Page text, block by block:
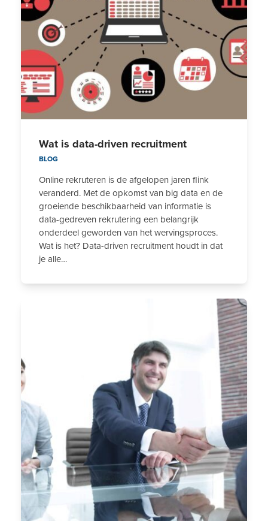
Wat is data-driven recruitment
BLOG
Online rekruteren is de afgelopen jaren flink
veranderd. Met de opkomst van big data en de
groeiende beschikbaarheid van informatie is
data-gedreven rekrutering een belangrijk
onderdeel geworden van het wervingsproces.
Wat is het? Data-driven recruitment houdt in dat
je alle…